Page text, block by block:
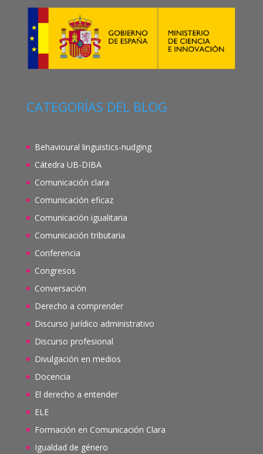
CATEGORÍAS DEL BLOG
Behavioural linguistics-nudging
Cátedra UB-DIBA
Comunicación clara
Comunicación eficaz
Comunicación igualitaria
Comunicación tributaria
Conferencia
Congresos
Conversación
Derecho a comprender
Discurso jurídico administrativo
Discurso profesional
Divulgación en medios
Docencia
El derecho a entender
ELE
Formación en Comunicación Clara
Igualdad de género